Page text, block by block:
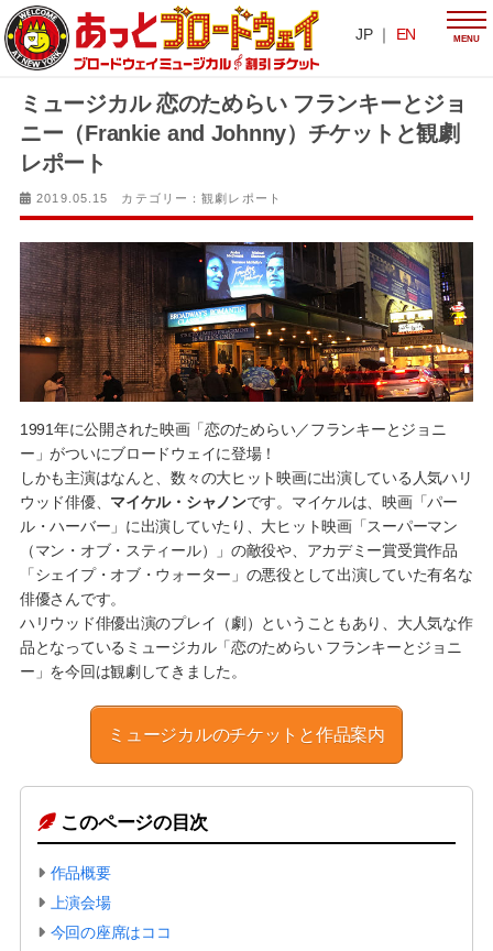
JP ｜ EN MENU
ミュージカル 恋のためらい フランキーとジョ
ニー（Frankie and Johnny）チケットと観劇
レポート
2019.05.15 カテゴリー：観劇レポート
1991年に公開された映画「恋のためらい／フランキーとジョニ
ー」がついにブロードウェイに登場！
しかも主演はなんと、数々の大ヒット映画に出演している人気ハリ
ウッド俳優、 マイケル・シャノンです。マイケルは、映画「パー
ル・ハーバー」に出演していたり、大ヒット映画「スーパーマン
（マン・オブ・スティール）」の敵役や、アカデミー賞受賞作品
「シェイプ・オブ・ウォーター」の悪役として出演していた有名な
俳優さんです。
ハリウッド俳優出演のプレイ（劇）ということもあり、大人気な作
品となっているミュージカル「恋のためらい フランキーとジョニ
ー」を今回は観劇してきました。
ミュージカルのチケットと作品案内
このページの目次
作品概要
上演会場
今回の座席はココ